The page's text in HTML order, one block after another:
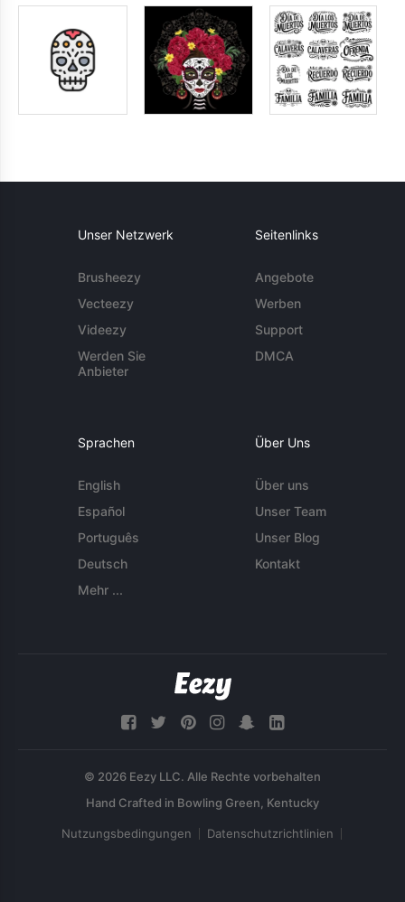
Unser Netzwerk
Brusheezy
Vecteezy
Videezy
Werden Sie
Anbieter
Seitenlinks
Angebote
Werben
Support
DMCA
Sprachen
English
Español
Português
Deutsch
Mehr ...
Über Uns
Über uns
Unser Team
Unser Blog
Kontakt
© 2026 Eezy LLC. Alle Rechte vorbehalten
Nutzungsbedingungen Datenschutzrichtlinien